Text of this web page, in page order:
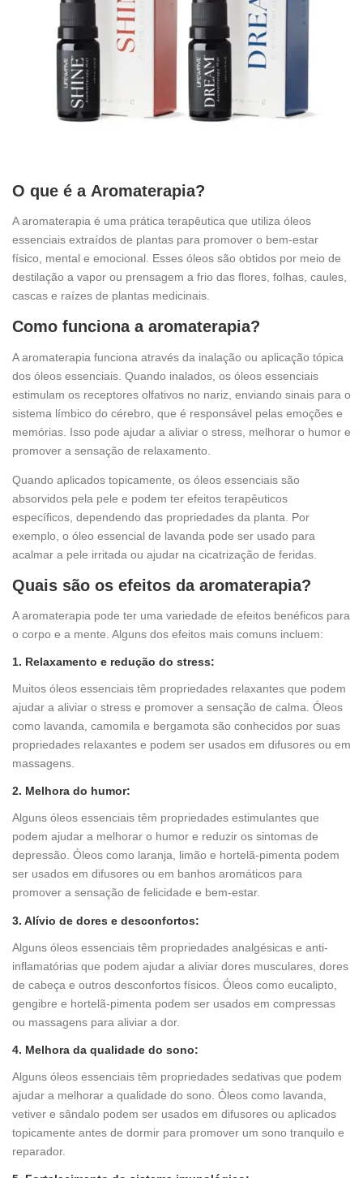
O que é a Aromaterapia?
A aromaterapia é uma prática terapêutica que utiliza óleos
essenciais extraídos de plantas para promover o bem-estar
físico, mental e emocional. Esses óleos são obtidos por meio de
destilação a vapor ou prensagem a frio das flores, folhas, caules,
cascas e raízes de plantas medicinais.
Como funciona a aromaterapia?
A aromaterapia funciona através da inalação ou aplicação tópica
dos óleos essenciais. Quando inalados, os óleos essenciais
estimulam os receptores olfativos no nariz, enviando sinais para o
sistema límbico do cérebro, que é responsável pelas emoções e
memórias. Isso pode ajudar a aliviar o stress, melhorar o humor e
promover a sensação de relaxamento.
Quando aplicados topicamente, os óleos essenciais são
absorvidos pela pele e podem ter efeitos terapêuticos
específicos, dependendo das propriedades da planta. Por
exemplo, o óleo essencial de lavanda pode ser usado para
acalmar a pele irritada ou ajudar na cicatrização de feridas.
Quais são os efeitos da aromaterapia?
A aromaterapia pode ter uma variedade de efeitos benéficos para
o corpo e a mente. Alguns dos efeitos mais comuns incluem:
1. Relaxamento e redução do stress:
Muitos óleos essenciais têm propriedades relaxantes que podem
ajudar a aliviar o stress e promover a sensação de calma. Óleos
como lavanda, camomila e bergamota são conhecidos por suas
propriedades relaxantes e podem ser usados em difusores ou em
massagens.
2. Melhora do humor:
Alguns óleos essenciais têm propriedades estimulantes que
podem ajudar a melhorar o humor e reduzir os sintomas de
depressão. Óleos como laranja, limão e hortelã-pimenta podem
ser usados em difusores ou em banhos aromáticos para
promover a sensação de felicidade e bem-estar.
3. Alívio de dores e desconfortos:
Alguns óleos essenciais têm propriedades analgésicas e anti-
inflamatórias que podem ajudar a aliviar dores musculares, dores
de cabeça e outros desconfortos físicos. Óleos como eucalipto,
gengibre e hortelã-pimenta podem ser usados em compressas
ou massagens para aliviar a dor.
4. Melhora da qualidade do sono:
Alguns óleos essenciais têm propriedades sedativas que podem
ajudar a melhorar a qualidade do sono. Óleos como lavanda,
vetiver e sândalo podem ser usados em difusores ou aplicados
topicamente antes de dormir para promover um sono tranquilo e
reparador.